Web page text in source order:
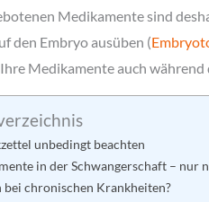
Medikamente sind
den Embryo ausüben (
Medikamente auch
unbedingt beachten
in der Schwangerschaft – nur
bei chronischen Krankheiten?